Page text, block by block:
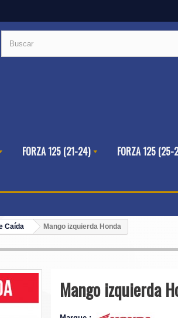
FORZA 125 (21-24) FORZA 125 (25-
Caída Mango izquierda Honda
Mango izquierda